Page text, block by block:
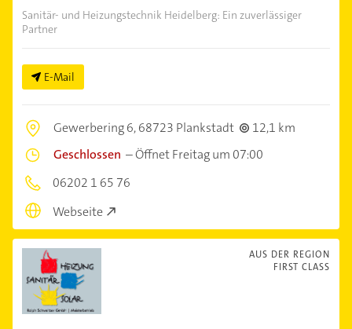
Sanitär- und Heizungstechnik Heidelberg: Ein zuverlässiger
Partner
E-Mail
Gewerbering 6,68723 Plankstadt
12,1 km
Geschlossen –Öffnet Freitag um 07:00
06202 1 65 76
Webseite
AUS DER REGION
FIRST CLASS